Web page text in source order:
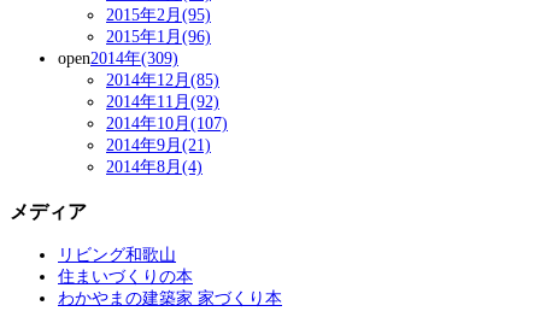
2015年2月(95)
2015年1月(96)
open2014年(309)
2014年12月(85)
2014年11月(92)
2014年10月(107)
2014年9月(21)
2014年8月(4)
メディア
リビング和歌山
住まいづくりの本
わかやまの建築家 家づくり本